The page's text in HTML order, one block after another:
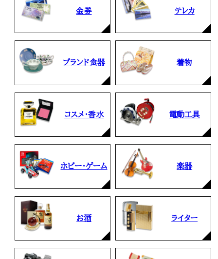
金券 テレカ
ブランド食器 着物
コスメ・香水 電動工具
ホビー・ゲーム 楽器
お酒 ライター